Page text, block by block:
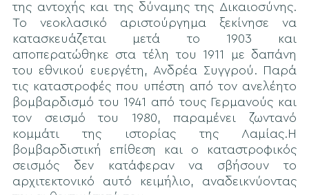
της αντοχής και της δύναμης της Δικαιοσύνης.
Το νεοκλασικό αριστούργημα ξεκίνησε να
κατασκευάζεται μετά το 1903 και
αποπερατώθηκε στα τέλη του 1911 με δαπάνη
του εθνικού ευεργέτη, Ανδρέα Συγγρού. Παρά
τις καταστροφές που υπέστη από τον ανελέητο
βομβαρδισμό του 1941 από τους Γερμανούς και
τον σεισμό του 1980, παραμένει ζωντανό
κομμάτι της ιστορίας της Λαμίας.Η
βομβαρδιστική επίθεση και ο καταστροφικός
σεισμός δεν κατάφεραν να σβήσουν το
αρχιτεκτονικό αυτό κειμήλιο, αναδεικνύοντας